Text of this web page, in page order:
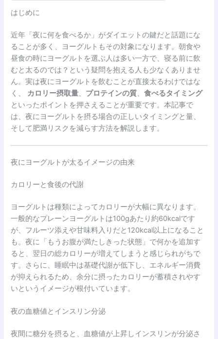
はじめに
近年「夜に何を食べるか」がダイエットの鍵だと話題にな
ることが多く、ヨーグルトもその対象になります。朝食や
昼食の時にヨーグルトを選ぶ人は多い一方で、寝る前に飲
むと太るのでは？という疑問を抱える人も少なくありませ
ん。実は夜にヨーグルトを飲むことが直接太るわけではな
く、 カロリー摂取量、 プロテインの質、食べるタイミング
といったポイントを押さえることが重要です。本記事で
は、夜にヨーグルトを摂る場合の正しいタイミングと量、
そして肥満リスクを減らす方法を解説します。
夜にヨーグルトが太るイメージの由来
カロリーと食後の代謝
ヨーグルトは種類によってカロリーが大幅に異なります。
一般的なプレーンヨーグルトは100gあたり約60kcalです
が、フルーツ添えや甘味料入りだと120kcal以上になること
も。夜に「もうお腹が満たしきった状態」で何かを追加す
ると、翌日の総カロリーが増えてしまうと感じられがちで
す。さらに、睡眠中は基礎代謝が低下し、エネルギー消費
が抑えられるため、余分に摂ったカロリーが蓄積されやす
いというイメージが根付いています。
夜の血糖値とインスリン分泌
夜間に糖分を摂ると、血糖値が上昇しインスリンが分泌さ